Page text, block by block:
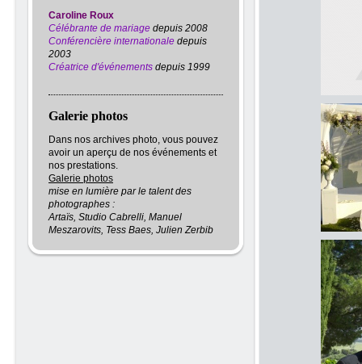
Caroline Roux
Célébrante de mariage depuis 2008
Conférencière internationale depuis
2003
Créatrice d'événements depuis 1999
Galerie photos
Dans nos archives photo, vous pouvez
avoir un aperçu de nos événements et
nos prestations.
Galerie photos
mise en lumière par le talent des
photographes :
Artaïs, Studio Cabrelli, Manuel
Meszarovits, Tess Baes, Julien Zerbib